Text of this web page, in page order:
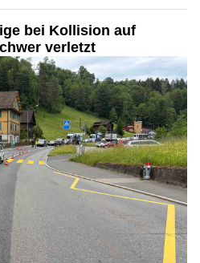
bei Kollision auf
verletzt